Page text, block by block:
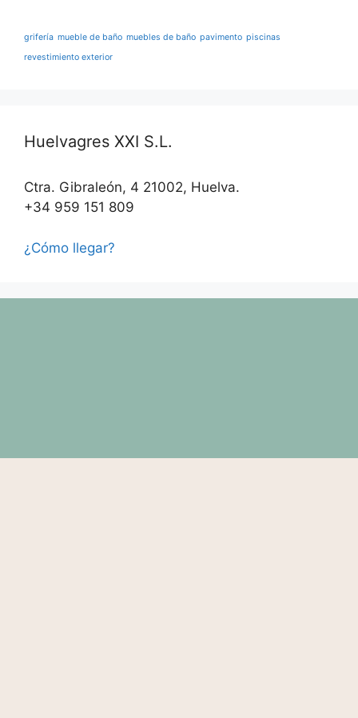
grifería mueble de baño muebles de baño pavimento piscinas
revestimiento exterior
Huelvagres XXI S.L.
Ctra. Gibraleón, 4 21002, Huelva.
+34 959 151 809
¿Cómo llegar?